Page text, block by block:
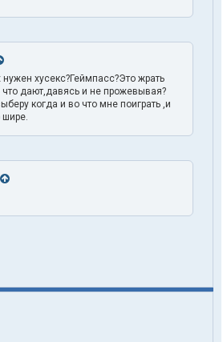
хусекс?Геймпасс?Это жрать
дают,давясь и не прожевывая?
когда и во что мне поиграть ,и
шире.